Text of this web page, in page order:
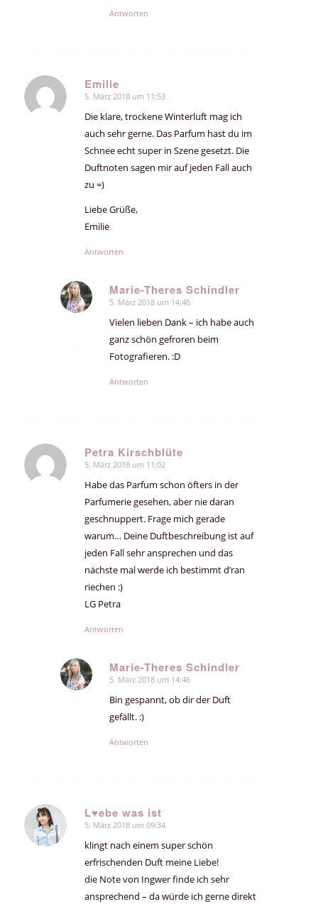
Antworten
Emilie
sagte:
5. März 2018 um 11:53
Die klare, trockene Winterluft mag ich
auch sehr gerne. Das Parfum hast du im
Schnee echt super in Szene gesetzt. Die
Duftnoten sagen mir auf jeden Fall auch
zu =)
Liebe Grüße,
Emilie
Antworten
Marie-Theres Schindler
sagte:
5. März 2018 um 14:46
Vielen lieben Dank – ich habe auch
ganz schön gefroren beim
Fotografieren. :D
Antworten
Petra Kirschblüte
sagte:
5. März 2018 um 11:02
Habe das Parfum schon öfters in der
Parfumerie gesehen, aber nie daran
geschnuppert. Frage mich gerade
warum… Deine Duftbeschreibung ist auf
jeden Fall sehr ansprechen und das
nächste mal werde ich bestimmt d’ran
riechen :)
LG Petra
Antworten
Marie-Theres Schindler
sagte:
5. März 2018 um 14:46
Bin gespannt, ob dir der Duft
gefällt. :)
Antworten
L♥ebe was ist
sagte:
5. März 2018 um 09:34
klingt nach einem super schön
erfrischenden Duft meine Liebe!
die Note von Ingwer finde ich sehr
ansprechend – da würde ich gerne direkt